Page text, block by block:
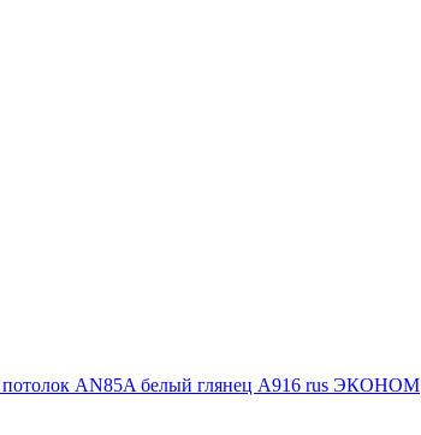
AN85A белый глянец А916 rus ЭКОНОМ